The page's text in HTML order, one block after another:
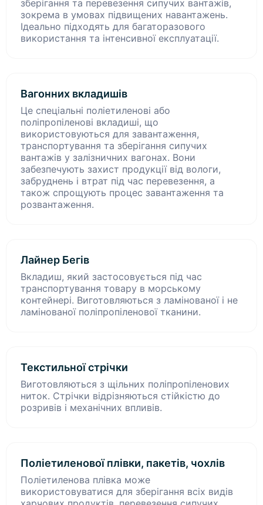
зберігання та перевезення сипучих вантажів,
зокрема в умовах підвищених навантажень.
Ідеально підходять для багаторазового
використання та інтенсивної експлуатації.
Вагонних вкладишів
Це спеціальні поліетиленові або
поліпропіленові вкладиші, що
використовуються для завантаження,
транспортування та зберігання сипучих
вантажів у залізничних вагонах. Вони
забезпечують захист продукції від вологи,
забруднень і втрат під час перевезення, а
також спрощують процес завантаження та
розвантаження.
Лайнер Бегів
Вкладиш, який застосовується під час
транспортування товару в морському
контейнері. Виготовляються з ламінованої і не
ламінованої поліпропіленової тканини.
Текстильної стрічки
Виготовляються з щільних поліпропіленових
ниток. Стрічки відрізняються стійкістю до
розривів і механічних впливів.
Поліетиленової плівки, пакетів, чохлів
Поліетиленова плівка може
використовуватися для зберігання всіх видів